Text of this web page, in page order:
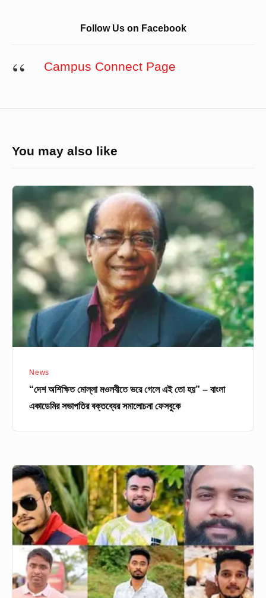
Follow Us on Facebook
Campus Connect Page
You may also like
“দেশ
অশিক্ষিত
মোল্লা
মওলবীতে
ভরে
গেলে
এই
তো
–
একাডেমির
সভাপতির
বক্তব্যের
News
“দেশ অশিক্ষিত মোল্লা মওলবীতে ভরে গেলে এই তো হয়” – ‌বাংলা
একাডেমির সভাপতির বক্তব্যের সমালোচনা ফেসবুকে
আট
আসামির
ডিএনএ’র
নমুনায়
মিল,
জনের
ছাত্রত্ব